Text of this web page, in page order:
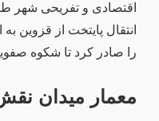
اقتصادی و تفریحی شهر
انتقال پایتخت از قزوین
را صادر کرد تا شکوه
معمار میدان